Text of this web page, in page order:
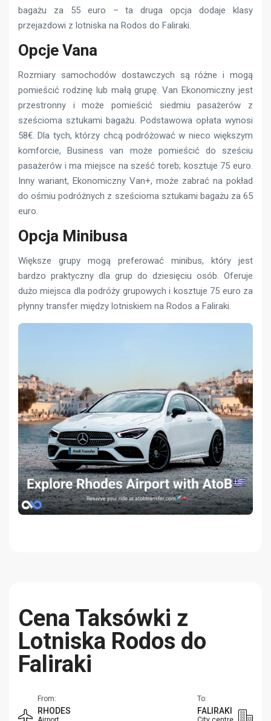
bagażu za 55 euro – ta druga opcja dodaje klasy
przejazdowi z lotniska na Rodos do Faliraki.
Opcje Vana
Rozmiary samochodów dostawczych są różne i mogą
pomieścić rodzinę lub małą grupę. Van Ekonomiczny jest
przestronny i może pomieścić siedmiu pasażerów z
sześcioma sztukami bagażu. Podstawowa opłata wynosi
58€. Dla tych, którzy chcą podróżować w nieco większym
komforcie, Business van może pomieścić do sześciu
pasażerów i ma miejsce na sześć toreb; kosztuje 75 euro.
Inny wariant, Ekonomiczny Van+, może zabrać na pokład
do ośmiu podróżnych z sześcioma sztukami bagażu za 65
euro.
Opcja Minibusa
Większe grupy mogą preferować minibus, który jest
bardzo praktyczny dla grup do dziesięciu osób. Oferuje
dużo miejsca dla podróży grupowych i kosztuje 75 euro za
płynny transfer między lotniskiem na Rodos a Faliraki.
Cena Taksówki z
Lotniska Rodos do
Faliraki
From:
RHODES
To:
FALIRAKI